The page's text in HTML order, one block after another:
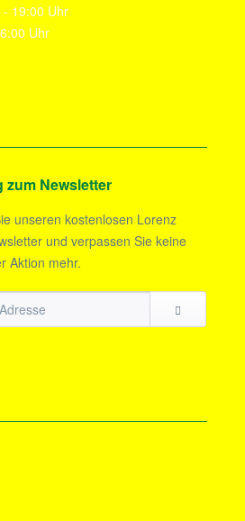
19:00 Uhr
Uhr
zum Newsletter
unseren kostenlosen Lorenz
und verpassen Sie keine
Aktion mehr.